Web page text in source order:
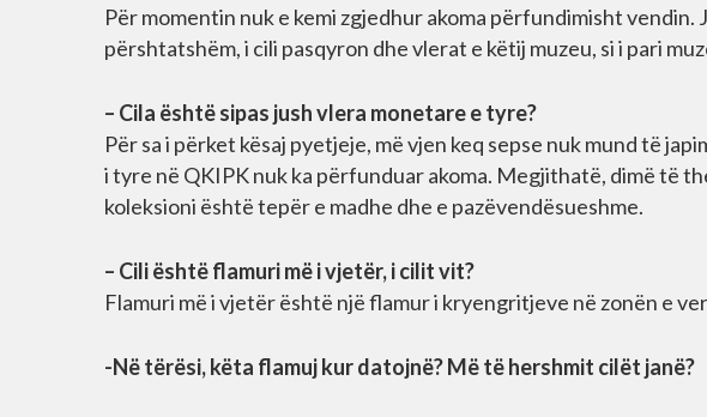
Për momentin nuk e kemi zgjedhur akoma përfundimisht vendin.
përshtatshëm, i cili pasqyron dhe vlerat e këtij muzeu, si i pari
– Cila është sipas jush vlera monetare e tyre?
Për sa i përket kësaj pyetjeje, më vjen keq sepse nuk mund të
i tyre në QKIPK nuk ka përfunduar akoma. Megjithatë, dimë të
koleksioni është tepër e madhe dhe e pazëvendësueshme.
– Cili është flamuri më i vjetër, i cilit vit?
Flamuri më i vjetër është një flamur i kryengritjeve në zonën e
-Në tërësi, këta flamuj kur datojnë? Më të hershmit cilët janë?